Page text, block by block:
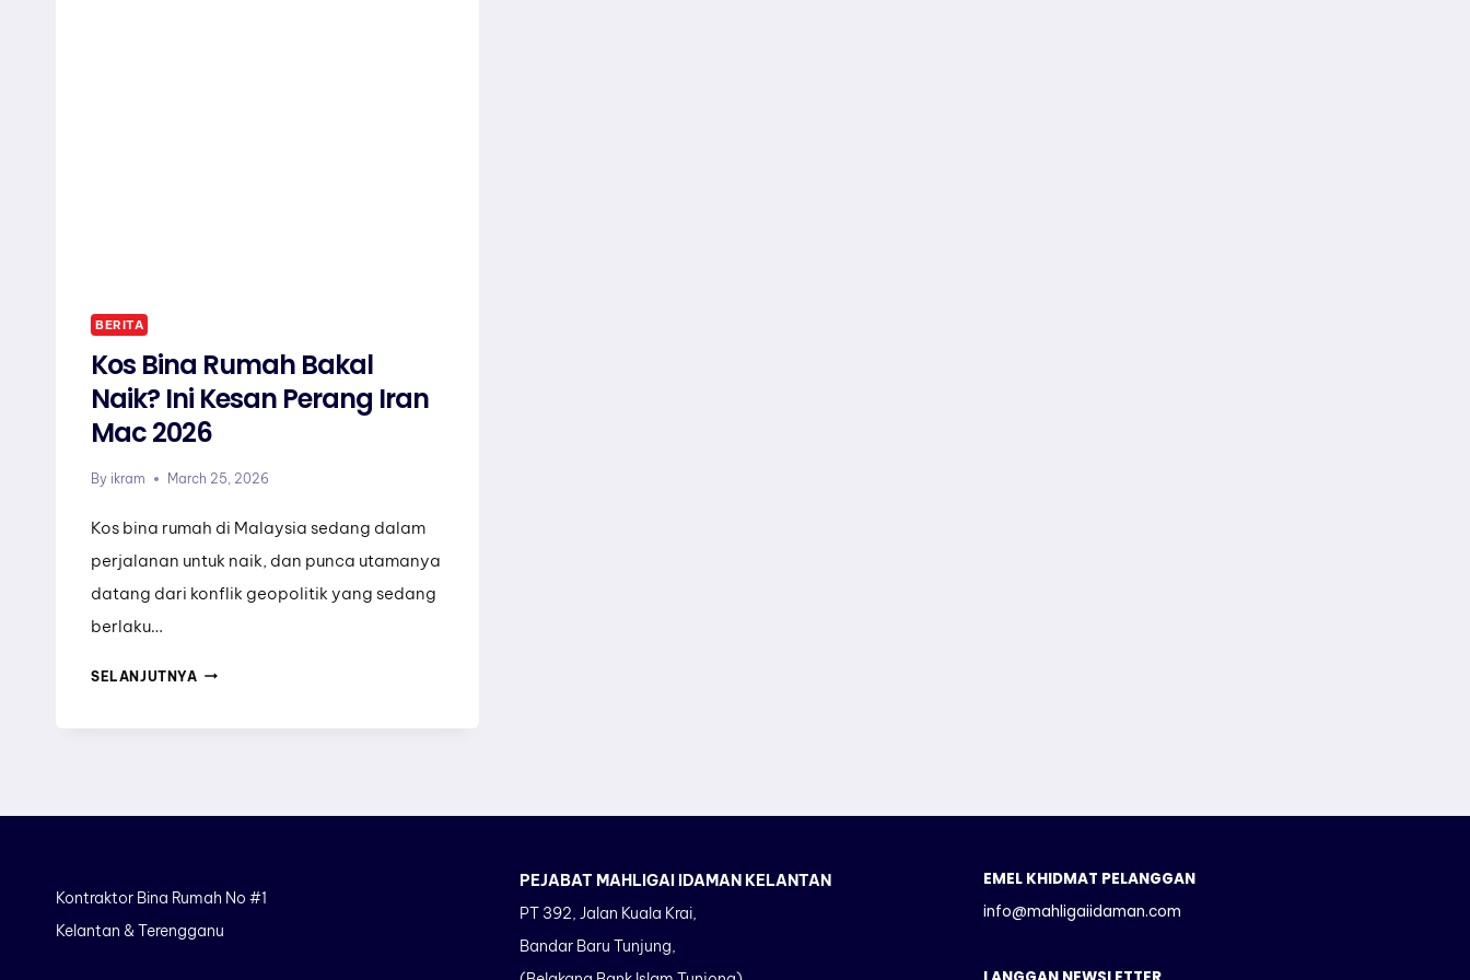
BERITA
Kos Bina Rumah Bakal
Naik? Ini Kesan Perang Iran
Mac 2026
By ikram March 25, 2026
Kos bina rumah di Malaysia sedang dalam
perjalanan untuk naik, dan punca utamanya
datang dari konflik geopolitik yang sedang
berlaku…
SELANJUTNYA KOS
PERANG
IRAN
Kontraktor Bina Rumah No #1
Kelantan & Terengganu
PEJABAT MAHLIGAI IDAMAN KELANTAN
PT 392, Jalan Kuala Krai,
Bandar Baru Tunjung,
EMEL KHIDMAT PELANGGAN
info@mahligaiidaman.com